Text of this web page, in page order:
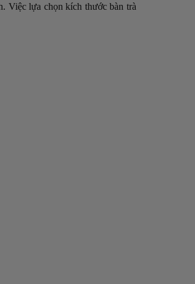
Việc lựa chọn kích thước bàn trà